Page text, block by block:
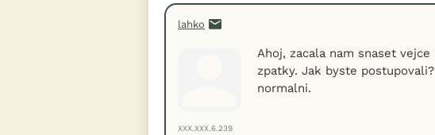
lahko
XXX.XXX.6.239
Ahoj, zacala nam snaset
zpatky. Jak byste
normalni.